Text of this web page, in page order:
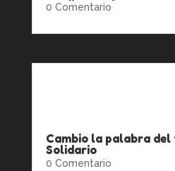
0 Comentario
Cambio la palabra
Solidario
0 Comentario